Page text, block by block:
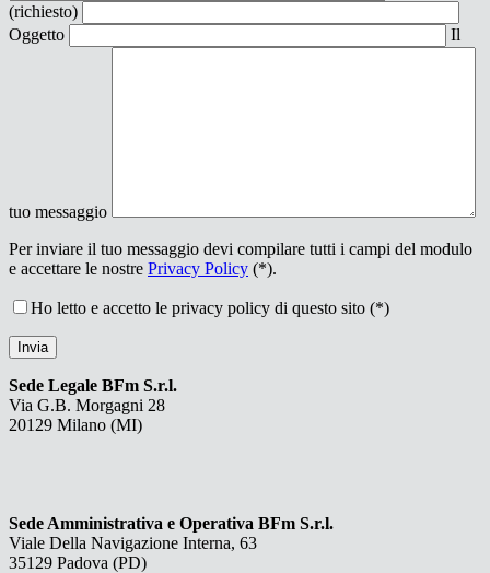
(richiesto)
Oggetto
Il
tuo messaggio
Per inviare il tuo messaggio devi compilare tutti i campi del modulo
e accettare le nostre Privacy Policy (*).
Ho letto e accetto le privacy policy di questo sito (*)
Sede Legale BFm S.r.l.
Via G.B. Morgagni 28
20129 Milano (MI)
Sede Amministrativa e Operativa BFm S.r.l.
Viale Della Navigazione Interna, 63
35129 Padova (PD)